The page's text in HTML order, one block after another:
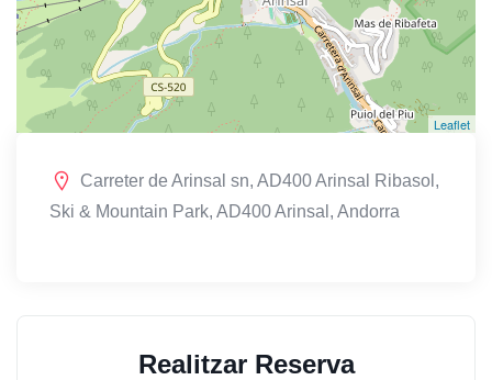
Leaflet
Carreter de Arinsal sn, AD400 Arinsal Ribasol,
Ski & Mountain Park, AD400 Arinsal, Andorra
Realitzar Reserva